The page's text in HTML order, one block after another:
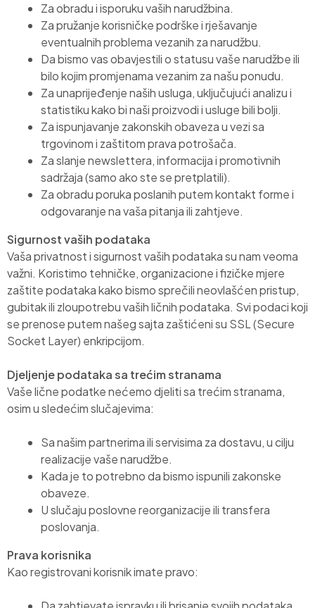
Za obradu i isporuku vaših narudžbina.
Za pružanje korisničke podrške i rješavanje
eventualnih problema vezanih za narudžbu.
Da bismo vas obavjestili o statusu vaše narudžbe ili
bilo kojim promjenama vezanim za našu ponudu.
Za unaprijeđenje naših usluga, uključujući analizu i
statistiku kako bi naši proizvodi i usluge bili bolji.
Za ispunjavanje zakonskih obaveza u vezi sa
trgovinom i zaštitom prava potrošača.
Za slanje newslettera, informacija i promotivnih
sadržaja (samo ako ste se pretplatili).
Za obradu poruka poslanih putem kontakt forme i
odgovaranje na vaša pitanja ili zahtjeve.
Sigurnost vaših podataka
Vaša privatnost i sigurnost vaših podataka su nam veoma
važni. Koristimo tehničke, organizacione i fizičke mjere
zaštite podataka kako bismo sprečili neovlašćen pristup,
gubitak ili zloupotrebu vaših ličnih podataka. Svi podaci koji
se prenose putem našeg sajta zaštićeni su SSL (Secure
Socket Layer) enkripcijom.
Djeljenje podataka sa trećim stranama
Vaše lične podatke nećemo djeliti sa trećim stranama,
osim u sledećim slučajevima:
Sa našim partnerima ili servisima za dostavu, u cilju
realizacije vaše narudžbe.
Kada je to potrebno da bismo ispunili zakonske
obaveze.
U slučaju poslovne reorganizacije ili transfera
poslovanja.
Prava korisnika
Kao registrovani korisnik imate pravo: